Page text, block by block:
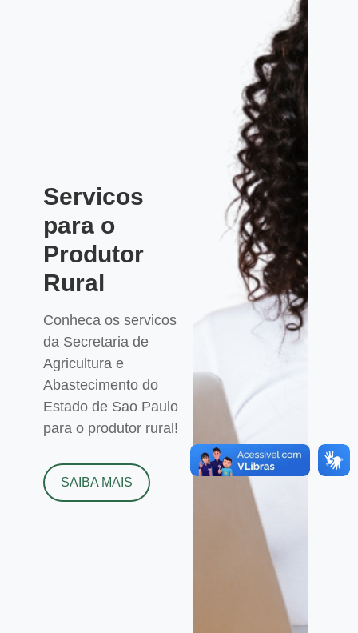
Servicos
para o
Produtor
Rural
Conheca os servicos
da Secretaria de
Agricultura e
Abastecimento do
Estado de Sao Paulo
para o produtor rural!
SAIBA MAIS